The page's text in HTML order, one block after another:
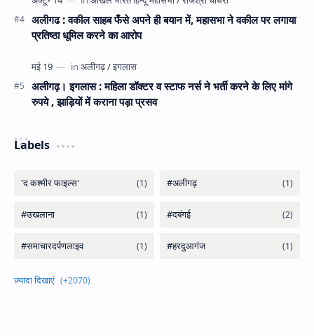
अलीगढ : वकील साहब फँसे अपने ही बयान में, महासभा ने वकील पर लगाया
प्रतिष्ठा धूमिल करने का आरोप
अलीगढ़। इगलास : महिला डॉक्टर व स्टाफ नर्स ने भर्ती करने के लिए मांगे
रुपये , झाड़ियों में कराना पड़ा प्रसव
Labels